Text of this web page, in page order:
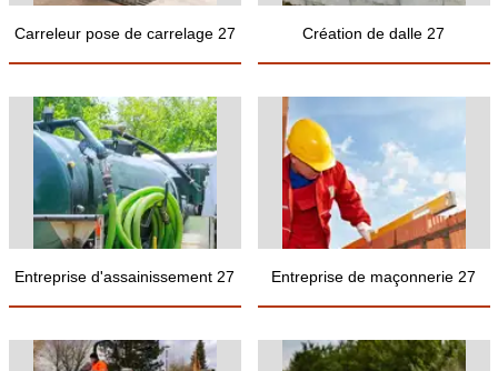
Carreleur pose de carrelage 27 Création de dalle 27
Entreprise d'assainissement 27 Entreprise de maçonnerie 27